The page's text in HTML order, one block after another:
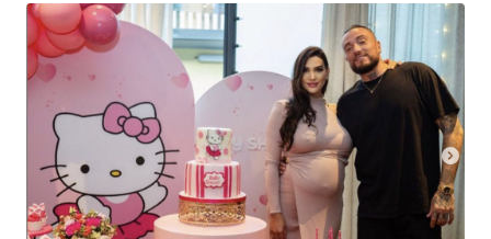
Sport
Radio Norba Consiglia
Leggerissime
Novità
Interviste
Oroscopo
Speciale Astrabilia 2026
Voce al Bari
Battiti Live 2026
Gallery